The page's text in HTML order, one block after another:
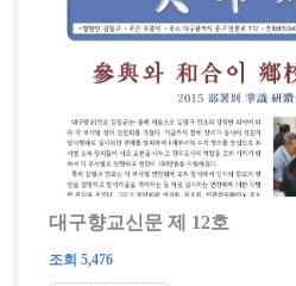
대구향교신문 제 12호
조회 5,476